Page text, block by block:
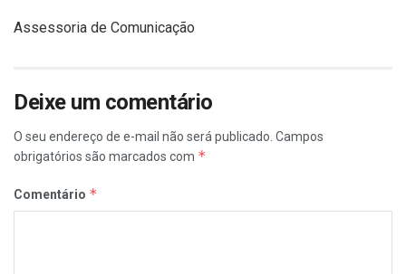
Assessoria de Comunicação
Deixe um comentário
O seu endereço de e-mail não será publicado. Campos
obrigatórios são marcados com *
Comentário *